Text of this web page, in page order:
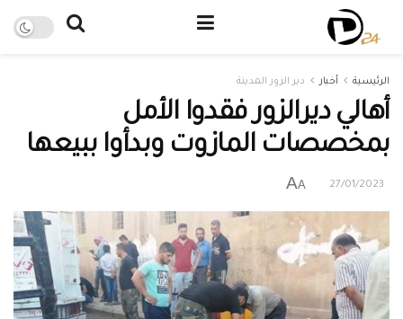
الرئيسية أخبار دير الزور المدينة
أهالي ديرالزور فقدوا الأمل
بمخصصات المازوت وبدأوا ببيعها
27/01/2023
A
A